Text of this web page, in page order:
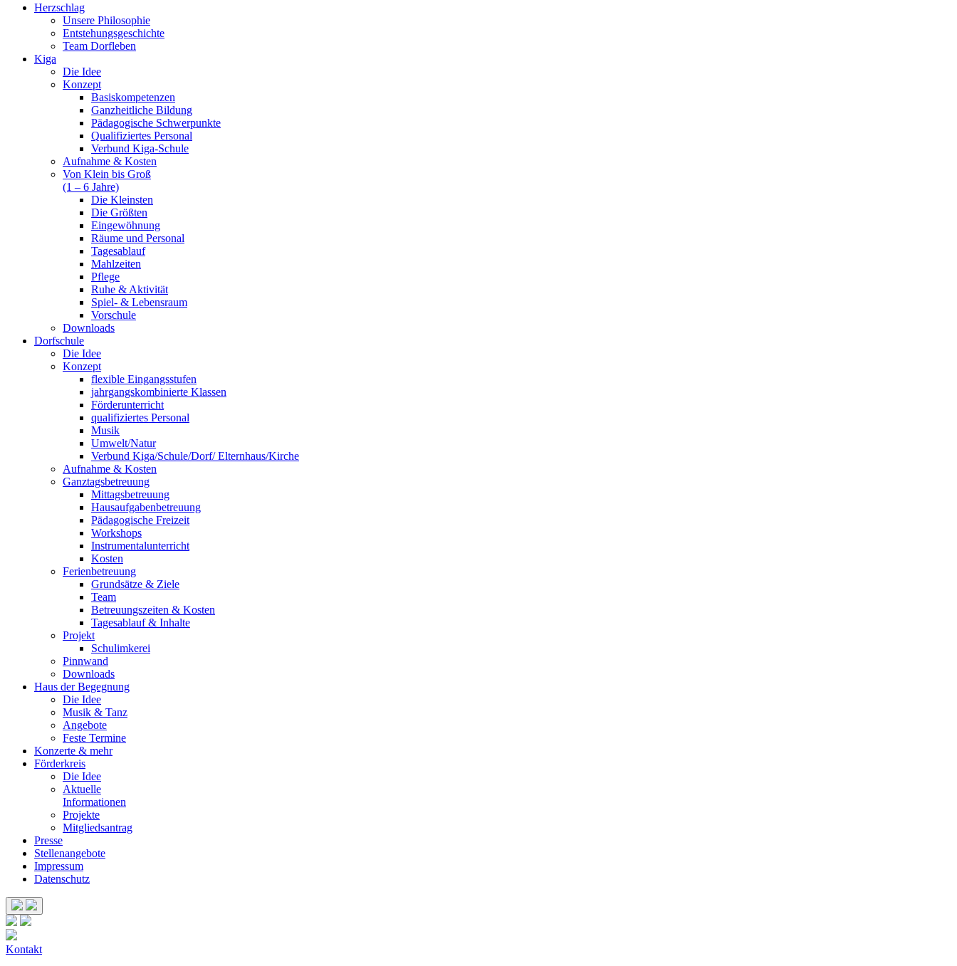
Herzschlag
Unsere Philosophie
Entstehungsgeschichte
Team Dorfleben
Kiga
Die Idee
Konzept
Basiskompetenzen
Ganzheitliche Bildung
Pädagogische Schwerpunkte
Qualifiziertes Personal
Verbund Kiga-Schule
Aufnahme & Kosten
Von Klein bis Groß
(1 – 6 Jahre)
Die Kleinsten
Die Größten
Eingewöhnung
Räume und Personal
Tagesablauf
Mahlzeiten
Pflege
Ruhe & Aktivität
Spiel- & Lebensraum
Vorschule
Downloads
Dorfschule
Die Idee
Konzept
flexible Eingangsstufen
jahrgangskombinierte Klassen
Förderunterricht
qualifiziertes Personal
Musik
Umwelt/Natur
Verbund Kiga/Schule/Dorf/ Elternhaus/Kirche
Aufnahme & Kosten
Ganztagsbetreuung
Mittagsbetreuung
Hausaufgabenbetreuung
Pädagogische Freizeit
Workshops
Instrumentalunterricht
Kosten
Ferienbetreuung
Grundsätze & Ziele
Team
Betreuungszeiten & Kosten
Tagesablauf & Inhalte
Projekt
Schulimkerei
Pinnwand
Downloads
Haus der Begegnung
Die Idee
Musik & Tanz
Angebote
Feste Termine
Konzerte & mehr
Förderkreis
Die Idee
Aktuelle
Informationen
Projekte
Mitgliedsantrag
Presse
Stellenangebote
Impressum
Datenschutz
Kontakt